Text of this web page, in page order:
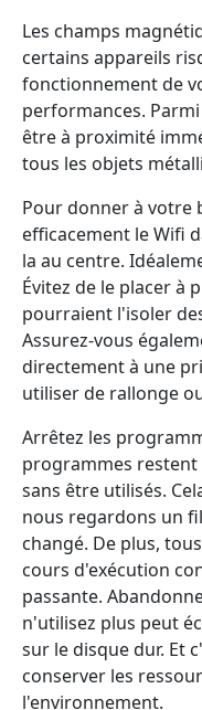
Les champs
certains appareils
fonctionnement de
performances.
être à proximité
tous les objets
Pour donner à votre
efficacement le Wifi
la au centre.
Évitez de le placer à
pourraient l'isoler
Assurez-vous
directement à une
utiliser de rallonge
Arrêtez les
programmes
sans être utilisés.
nous regardons un
changé. De plus,
cours d'exécution
passante.
n'utilisez plus peut
sur le disque dur. Et
conserver les
l'environnement.